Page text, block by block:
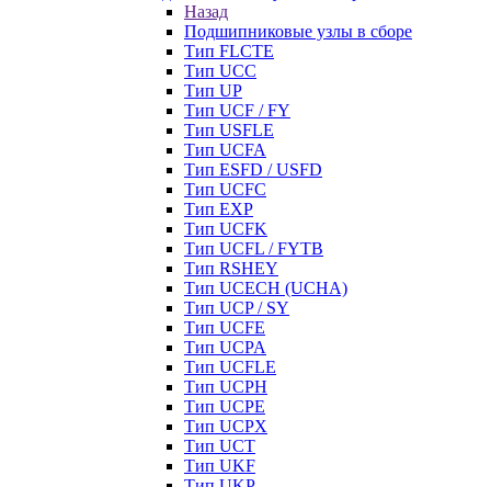
Назад
Подшипниковые узлы в сборе
Тип FLCTE
Тип UCC
Тип UP
Тип UCF / FY
Тип USFLE
Тип UCFA
Тип ESFD / USFD
Тип UCFC
Тип EXP
Тип UCFK
Тип UCFL / FYTB
Тип RSHEY
Тип UCECH (UCHA)
Тип UCP / SY
Тип UCFE
Тип UCPA
Тип UCFLE
Тип UCPH
Тип UCPE
Тип UCPX
Тип UCT
Тип UKF